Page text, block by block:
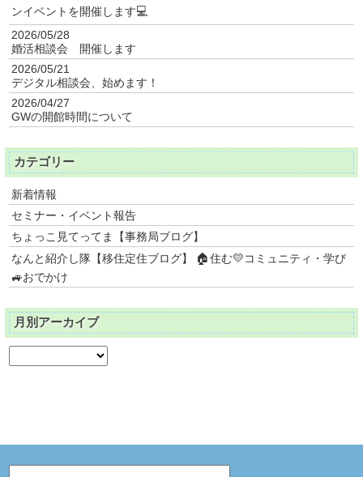
ンイベントを開催します💻
2026/05/28
婚活相談会 開催します
2026/05/21
デジタル相談会、始めます！
2026/04/27
GWの開館時間について
カテゴリー
新着情報
セミナー・イベント報告
ちょっこ見てってま【事務局ブログ】
なんと紹介し隊【移住定住ブログ】 🏠住む💛コミュニティ・学び
🚙おでかけ
月別アーカイブ